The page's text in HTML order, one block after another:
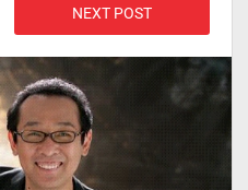
NEXT POST